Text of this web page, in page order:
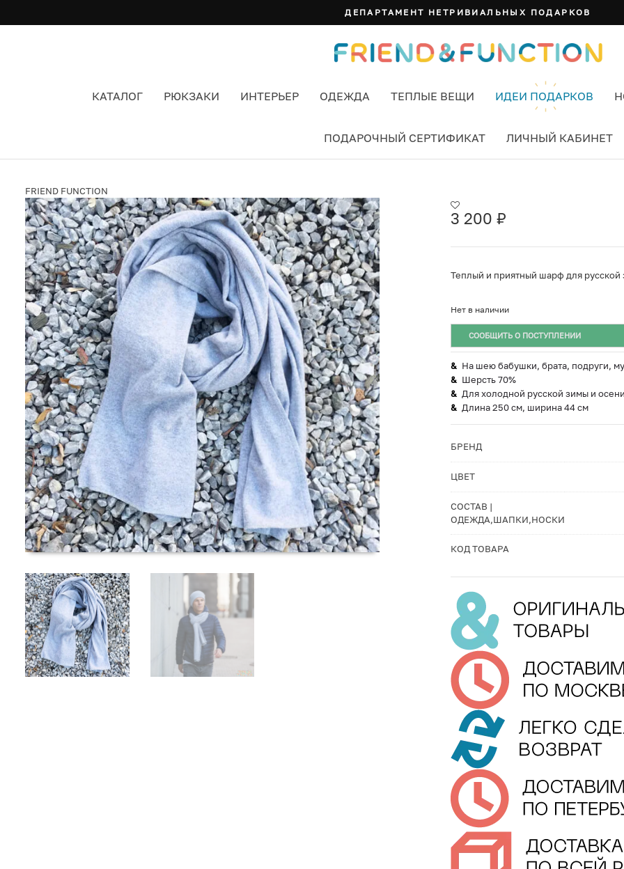
ДЕПАРТАМЕНТ НЕТРИВИАЛЬНЫХ ПОДАРКОВ
КАТАЛОГ РЮКЗАКИ ИНТЕРЬЕР ОДЕЖДА ТЕПЛЫЕ ВЕЩИ ИДЕИ ПОДАРКОВ
ПОДАРОЧНЫЙ СЕРТИФИКАТ ЛИЧНЫЙ КАБИНЕТ
FRIEND FUNCTION
3 200 ₽
Теплый и приятный шарф для
Нет в наличии
СООБЩИТЬ О ПОСТУПЛЕНИИ
На шею бабушки, брата, подруги,
Шерсть 70%
Для холодной русской зимы и
Длина 250 см, ширина 44 см
БРЕНД
ЦВЕТ
СОСТАВ |
ОДЕЖДА,ШАПКИ,НОСКИ
КОД ТОВАРА